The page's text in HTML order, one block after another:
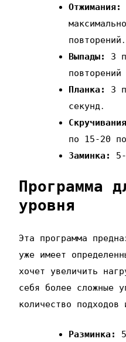
Отжимания:
повторений․
Выпады:
3
Планка:
3
секунд․
по 15-20
Заминка:
Программа
уровня
Эта программа
уже имеет
хочет увеличить
себя более сложные
количество подходов
Разминка: